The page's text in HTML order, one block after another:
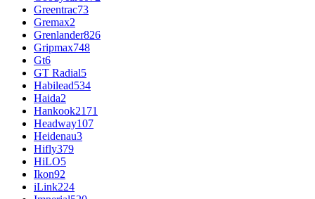
Greentrac73
Gremax2
Grenlander826
Gripmax748
Gt6
GT Radial5
Habilead534
Haida2
Hankook2171
Headway107
Heidenau3
Hifly379
HiLO5
Ikon92
iLink224